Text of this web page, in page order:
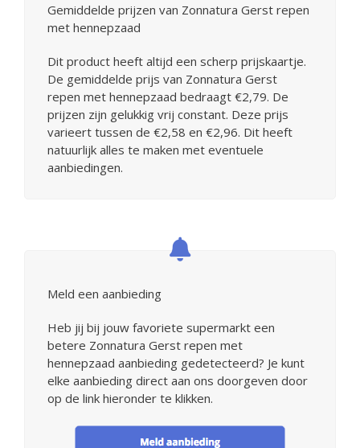
Gemiddelde prijzen van Zonnatura Gerst repen
met hennepzaad
Dit product heeft altijd een scherp prijskaartje.
De gemiddelde prijs van Zonnatura Gerst
repen met hennepzaad bedraagt €2,79. De
prijzen zijn gelukkig vrij constant. Deze prijs
varieert tussen de €2,58 en €2,96. Dit heeft
natuurlijk alles te maken met eventuele
aanbiedingen.
Meld een aanbieding
Heb jij bij jouw favoriete supermarkt een
betere Zonnatura Gerst repen met
hennepzaad aanbieding gedetecteerd? Je kunt
elke aanbieding direct aan ons doorgeven door
op de link hieronder te klikken.